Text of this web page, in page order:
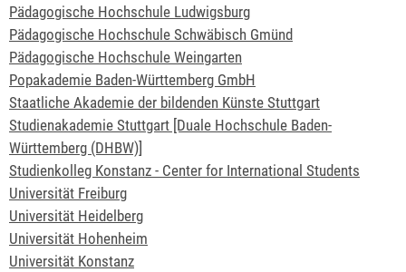
Pädagogische Hochschule Ludwigsburg
Pädagogische Hochschule Schwäbisch Gmünd
Pädagogische Hochschule Weingarten
Popakademie Baden-Württemberg GmbH
Staatliche Akademie der bildenden Künste Stuttgart
Studienakademie Stuttgart [Duale Hochschule Baden-
Württemberg (DHBW)]
Studienkolleg Konstanz - Center for International Students
Universität Freiburg
Universität Heidelberg
Universität Hohenheim
Universität Konstanz